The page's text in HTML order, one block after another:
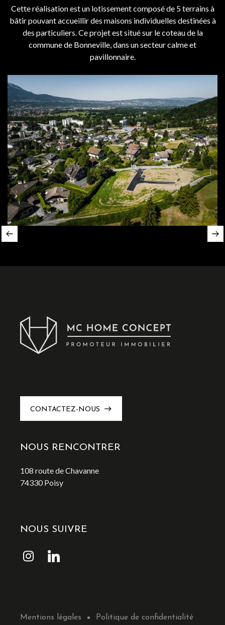
Cette réalisation est un lotissement composé de 5 terrains à
bâtir pouvant accueillir des maisons individuelles destinées à
des particuliers. Ce projet est situé sur le coteau de la
commune de Bonneville, dans un secteur calme et
pavillonnaire.
Slide 2 of 4.
CONTACTEZ-NOUS east
NOUS RENCONTRER
108 route de Chavanne
74330 Poisy
NOUS SUIVRE
Mentions légales
Politique de confidentialité